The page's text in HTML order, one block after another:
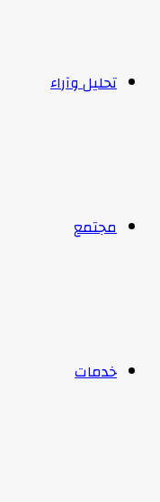
تحليل وآراء
مجتمع
خدمات